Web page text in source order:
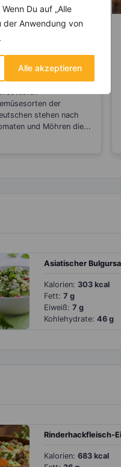
Du auf „Alle
Anwendung von
Alle akzeptieren
nur 12 Kalorien sind
dem dritten Platz der
der
stehen nach
und Möhren die...
Kalorien: 303 kcal
Fett: 7 g
Eiweiß: 7 g
Kohlehydrate: 46 g
Kalorien: 683 kcal